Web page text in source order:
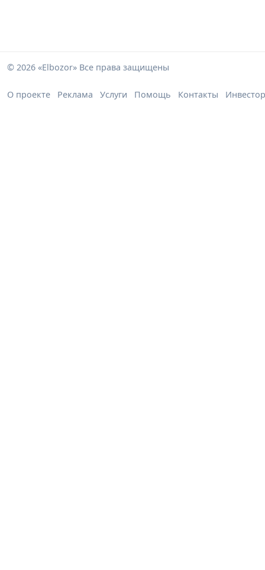
© 2026 «Elbozor» Все права защищены
О проекте Реклама Услуги Помощь Контакты